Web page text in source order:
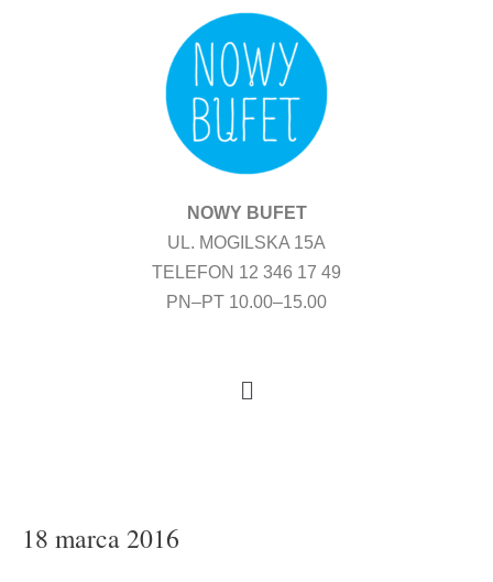
NOWY BUFET
UL. MOGILSKA 15A
TELEFON 12 346 17 49
PN–PT 10.00–15.00
Menu
18 marca 2016